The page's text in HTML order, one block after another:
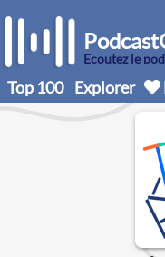
Écoutez le
Top 100 Explorer